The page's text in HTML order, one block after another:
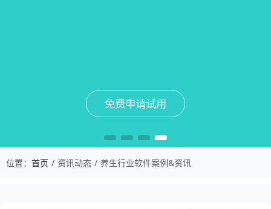
免费申请试用
免费申请试用
免费申请试用
免费申请试用
位置： 首页 资讯动态 养生行业软件案例&资讯